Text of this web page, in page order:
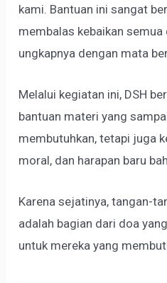
kami. Bantuan ini sangat
membalas kebaikan semua
ungkapnya dengan mata
Melalui kegiatan ini, DSH
bantuan materi yang
membutuhkan, tetapi juga
moral, dan harapan baru
Karena sejatinya, tangan-
adalah bagian dari doa
untuk mereka yang